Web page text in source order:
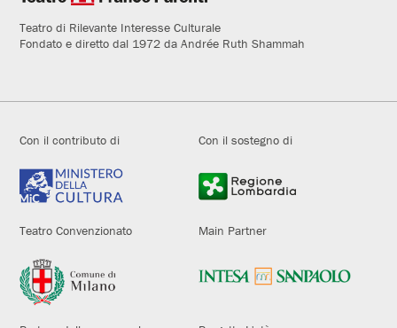
Teatro di Rilevante Interesse Culturale
Fondato e diretto dal 1972 da Andrée Ruth Shammah
Con il contributo di Con il sostegno di
Teatro Convenzionato Main Partner